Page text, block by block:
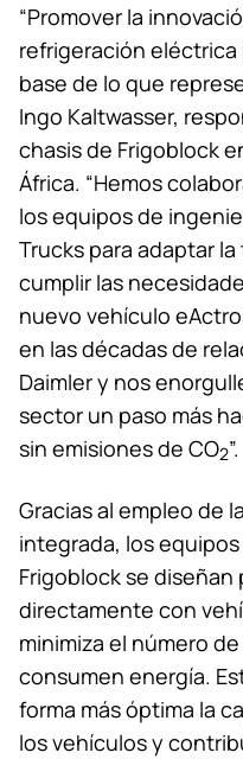
“Promover la
refrigeración
base de lo que
Ingo Kaltwasser,
chasis de Frigoblock
África. “Hemos
los equipos de
Trucks para adaptar
cumplir las
nuevo vehículo
en las décadas de
Daimler y nos
sector un paso más
sin emisiones de CO2”.
Gracias al empleo de
integrada, los
Frigoblock se
directamente con
minimiza el número
consumen energía.
forma más óptima la
los vehículos y